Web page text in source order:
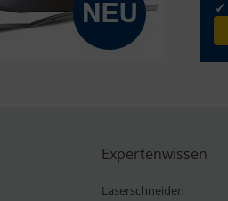
Expertenwissen
Laserschneiden